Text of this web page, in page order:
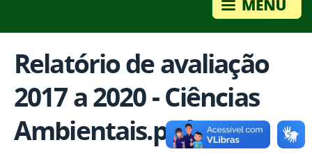
Relatório de avaliação
2017 a 2020 - Ciências
Ambientais.pdf